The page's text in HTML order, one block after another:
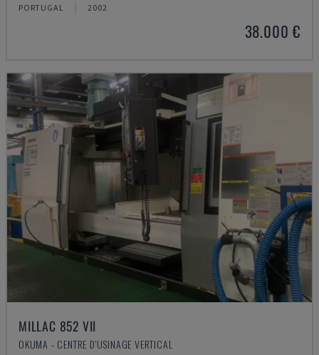
PORTUGAL 2002
38.000 €
MILLAC 852 VII
OKUMA - CENTRE D'USINAGE VERTICAL